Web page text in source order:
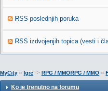
RSS poslednjih poruka
RSS izdvojenjih topica (vesti i
MyCity » Igre -> RPG / MMORPG / MMO »
Ko je trenutno na forumu